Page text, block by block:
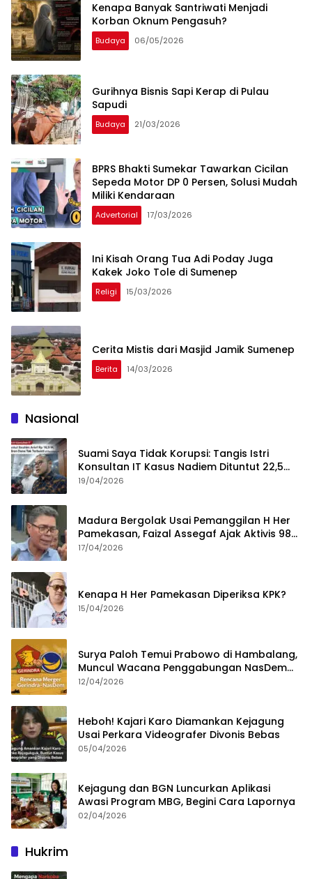
Kenapa Banyak Santriwati Menjadi
Korban Oknum Pengasuh?
Budaya 06/05/2026
Gurihnya Bisnis Sapi Kerap di Pulau
Sapudi
Budaya 21/03/2026
BPRS Bhakti Sumekar Tawarkan Cicilan
Sepeda Motor DP 0 Persen, Solusi Mudah
Miliki Kendaraan
Advertorial 17/03/2026
Ini Kisah Orang Tua Adi Poday Juga
Kakek Joko Tole di Sumenep
Religi 15/03/2026
Cerita Mistis dari Masjid Jamik Sumenep
Berita 14/03/2026
Nasional
Suami Saya Tidak Korupsi: Tangis Istri
Konsultan IT Kasus Nadiem Dituntut 22,5
Tahun
19/04/2026
Madura Bergolak Usai Pemanggilan H Her
Pamekasan, Faizal Assegaf Ajak Aktivis 98
Bongkar Permainan KPK
17/04/2026
Kenapa H Her Pamekasan Diperiksa KPK?
15/04/2026
Surya Paloh Temui Prabowo di Hambalang,
Muncul Wacana Penggabungan NasDem
dan Gerindra
12/04/2026
Heboh! Kajari Karo Diamankan Kejagung
Usai Perkara Videografer Divonis Bebas
05/04/2026
Kejagung dan BGN Luncurkan Aplikasi
Awasi Program MBG, Begini Cara Lapornya
02/04/2026
Hukrim